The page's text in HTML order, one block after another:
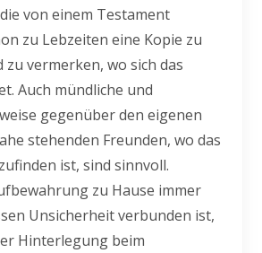
von einem Testament
zu Lebzeiten eine Kopie zu
vermerken, wo sich das
Auch mündliche und
gegenüber den eigenen
stehenden Freunden, wo das
ist, sind sinnvoll.
zu Hause immer
Unsicherheit verbunden ist,
Hinterlegung beim